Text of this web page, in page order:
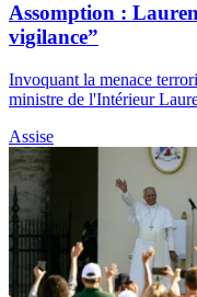
Assomption :
vigilance”
Invoquant la menace
ministre de l'Intérieur
Assise